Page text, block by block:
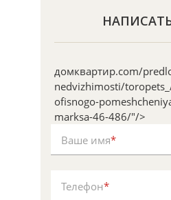
домквартир.com/
nedvizhimosti/
ofisnogo-
marksa-46-486/"/>
Ваше имя*
Телефон*